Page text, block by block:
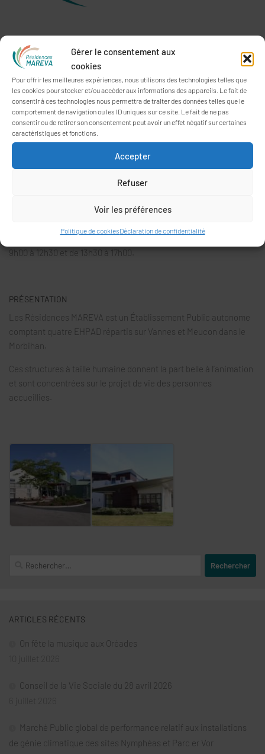
Gérer le consentement aux
cookies
Pour offrir les meilleures expériences, nous utilisons des technologies telles que
les cookies pour stocker et/ou accéder aux informations des appareils. Le fait de
consentir à ces technologies nous permettra de traiter des données telles que le
comportement de navigation ou les ID uniques sur ce site. Le fait de ne pas
consentir ou de retirer son consentement peut avoir un effet négatif sur certaines
caractéristiques et fonctions.
Accepter
Refuser
Voir les préférences
Politique de cookiesDéclaration de confidentialité
INFORMATIONS
26, rue Vincent Rouillé
56000 VANNES
02 97 46 43 54
accueil@residences-mareva.fr
HORAIRES D’OUVERTURE AU PUBLIC
Le secrétariat commun du Parc du Carmel
ouvert du lundi au vendredi de 8h30 à 17h30.
8h30 à 12h30 et de 13h30 à 17h00.
Nymphéas, le secrétariat est ouvert du lundi au vendredi de
9h00 à 12h30 et de 13h30 à 17h00.
PRÉSENTATION
Les Résidences MAREVA est un Établissement Public autonome
comptant quatre EHPAD répartis sur Vannes et Meucon dans le
Morbihan.
Ces structures à taille humaine donnent la part belle à l’animation
et sont concentrées sur le projet de vie des personnes
accueillies.
Rechercher :
ARTICLES RÉCENTS
On fête la musique aux Oréades
Conseil de la Vie Sociale du 28 avril 2026
Marché Public global de performance relatif aux installations
de génie climatique des sites Nymphéas et Parc er Vor